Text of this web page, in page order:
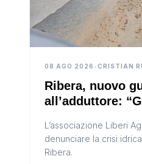
08 AGO 2026 •CRISTIAN
Ribera, nuovo
all’adduttore:
L’associazione Liberi
denunciare la crisi
Ribera.